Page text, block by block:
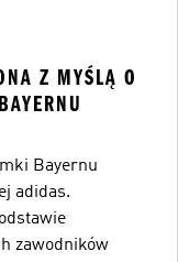
Z MYŚLĄ O
Bayernu
adidas.
zawodników